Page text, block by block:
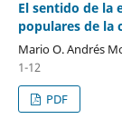
El sentido de la
populares de la
Mario O. Andrés
1-12
PDF